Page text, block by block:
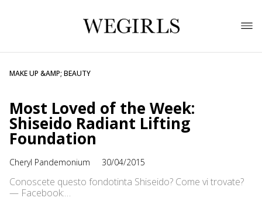
MAKE UP &AMP; BEAUTY
Most Loved of the Week:
Shiseido Radiant Lifting
Foundation
Cheryl Pandemonium 30/04/2015
Conoscete questo fondotinta Shiseido? Come vi trovate?
— Facebook: